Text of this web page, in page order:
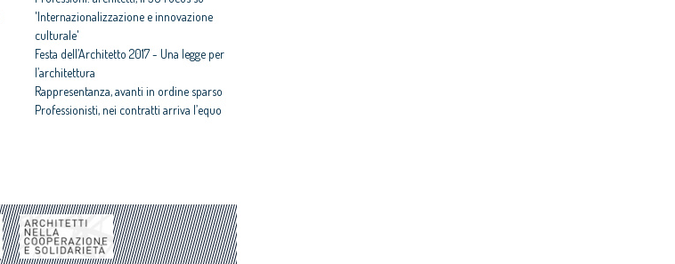
'Internazionalizzazione e innovazione
culturale'
Festa dell’Architetto 2017 - Una legge per
l’architettura
Rappresentanza, avanti in ordine sparso
Professionisti, nei contratti arriva l’equo
degradate
Architetti: 'Comune e Consiglio di Stato,
svilito interesse pubblico'